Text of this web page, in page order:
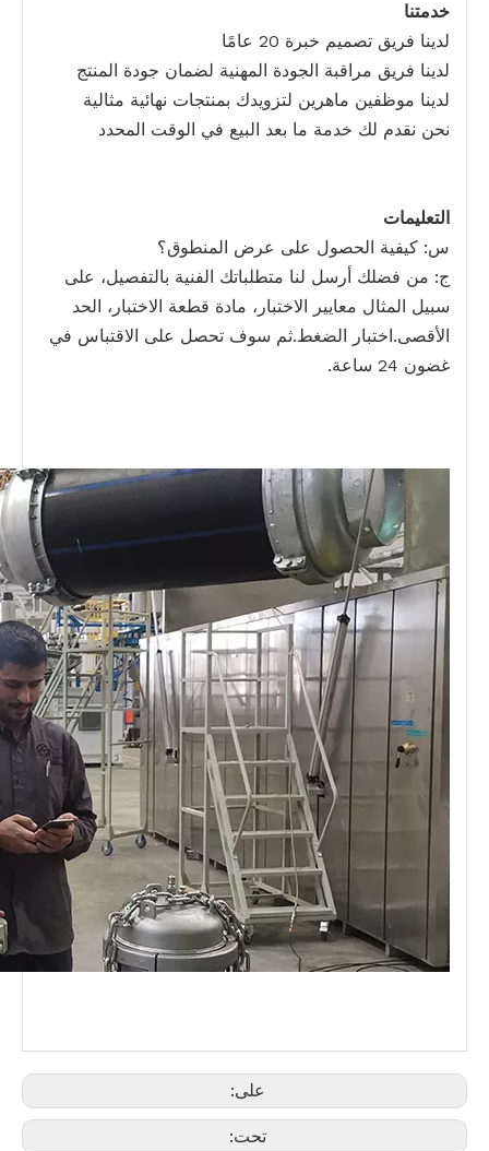
خدمتنا
لدينا فريق تصميم خبرة 20 عامًا
لدينا فريق مراقبة الجودة المهنية لضمان جودة المنتج
لدينا موظفين ماهرين لتزويدك بمنتجات نهائية مثالية
نحن نقدم لك خدمة ما بعد البيع في الوقت المحدد
التعليمات
س: كيفية الحصول على عرض المنطوق؟
ج: من فضلك أرسل لنا متطلباتك الفنية بالتفصيل، على
سبيل المثال معايير الاختبار، مادة قطعة الاختبار، الحد
الأقصى.اختبار الضغط.ثم سوف تحصل على الاقتباس في
غضون 24 ساعة.
على:
تحت: